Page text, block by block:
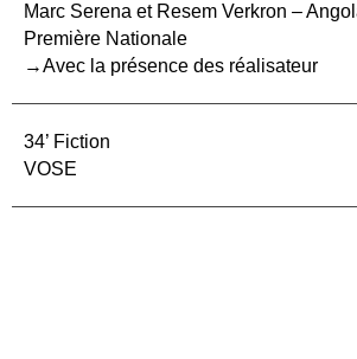
Marc Serena et Resem Verkron –
Première Nationale
→Avec la présence des réalisateur
34’ Fiction
VOSE